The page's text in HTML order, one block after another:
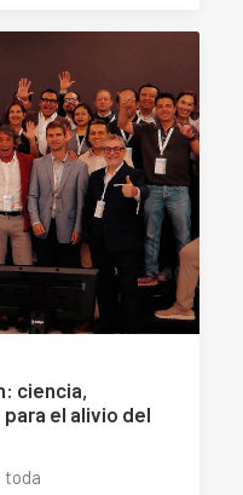
ciencia,
el alivio del
toda